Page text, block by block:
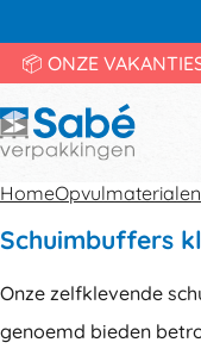
📦 ONZE
HomeOpvulmaterialen
Schuimbuffers
Onze zelfklevende
genoemd bieden